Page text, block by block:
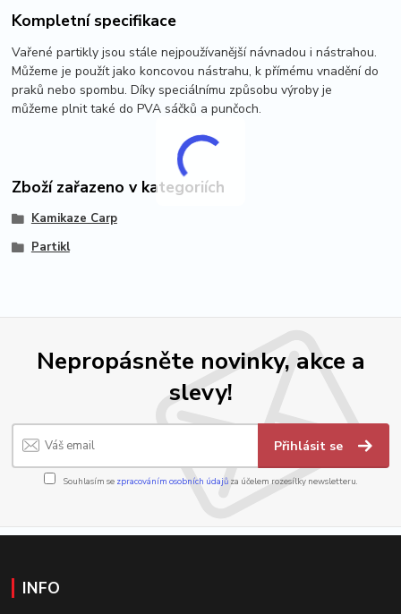
Kompletní specifikace
Vařené partikly jsou stále nejpoužívanější návnadou i nástrahou.
Můžeme je použít jako koncovou nástrahu, k přímému vnadění do
praků nebo spombu. Díky speciálnímu způsobu výroby je
můžeme plnit také do PVA sáčků a punčoch.
Zboží zařazeno v kategoriích
Kamikaze Carp
Partikl
Nepropásněte novinky, akce a
slevy!
Přihlásit se
Souhlasím se zpracováním osobních údajůza účelem rozesílky newsletteru.
INFO